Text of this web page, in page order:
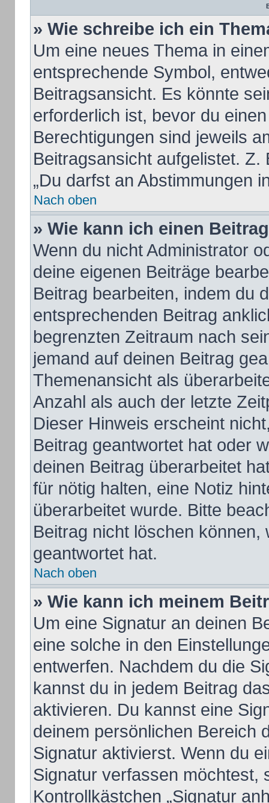
» Wie schreibe ich ein
Um eine neues Thema in
entsprechende Symbol,
Beitragsansicht. Es könnte
erforderlich ist, bevor du
Berechtigungen sind jeweils
Beitragsansicht aufgelistet. Z.
„Du darfst an Abstimmungen
Nach oben
» Wie kann ich einen
Wenn du nicht Administrator
deine eigenen Beiträge
Beitrag bearbeiten, indem du
entsprechenden Beitrag
begrenzten Zeitraum nach
jemand auf deinen Beitrag
Themenansicht als
Anzahl als auch der letzte
Dieser Hinweis erscheint
Beitrag geantwortet hat oder
deinen Beitrag überarbeitet
für nötig halten, eine Notiz
überarbeitet wurde. Bitte
Beitrag nicht löschen
geantwortet hat.
Nach oben
» Wie kann ich meinem
Um eine Signatur an deinen
eine solche in den
entwerfen. Nachdem du die
kannst du in jedem Beitrag
aktivieren. Du kannst eine
deinem persönlichen Bereich
Signatur aktivierst. Wenn du
Signatur verfassen möchtest,
Kontrollkästchen „Signatur